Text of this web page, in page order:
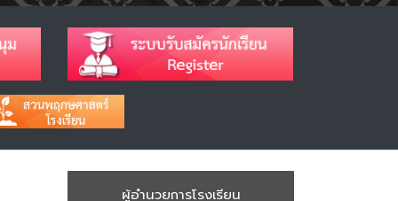
ผู้อำนวยการโรงเรียน